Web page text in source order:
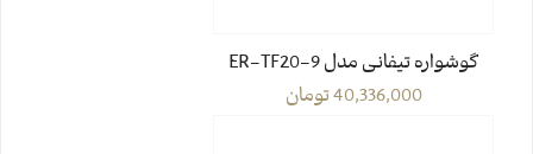
گوشواره تیفانی مدل ER-TF20-9
40,336,000تومان